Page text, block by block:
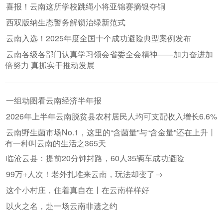
喜报！云南这所学校跳绳小将亚锦赛摘银夺铜
西双版纳生态警务解锁治绿新范式
云南入选！2025年度全国十个成功避险典型案例发布
云南各级各部门认真学习领会省委全会精神——加力奋进加
倍努力 真抓实干推动发展
一组动图看云南经济半年报
2026年上半年云南脱贫县农村居民人均可支配收入增长6.6%
云南野生菌市场No.1，这里的“含菌量”与“含金量”还在上升丨
有一种叫云南的生活之365天
临沧云县：提前20分钟封路，60人35辆车成功避险
99万+人次！老外扎堆来云南，玩法却变了→
这个小村庄，住着真自在丨在云南样样好
以火之名，赴一场云南非遗之约